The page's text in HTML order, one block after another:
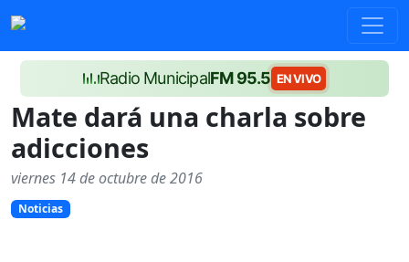
Radio MunicipalFM 95.5 EN VIVO
Mate dará una charla sobre
adicciones
viernes 14 de octubre de 2016
Noticias